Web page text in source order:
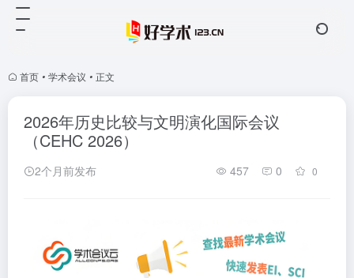
首页 • 学术会议 • 正文
2026年历史比较与文明演化国际会议
（CEHC 2026）
2个月前发布 457 0 0